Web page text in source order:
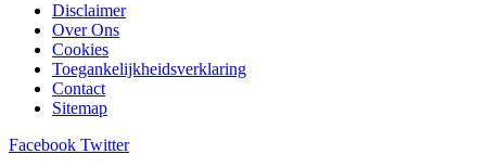
Disclaimer
Over Ons
Cookies
Toegankelijkheidsverklaring
Contact
Sitemap
Facebook Twitter